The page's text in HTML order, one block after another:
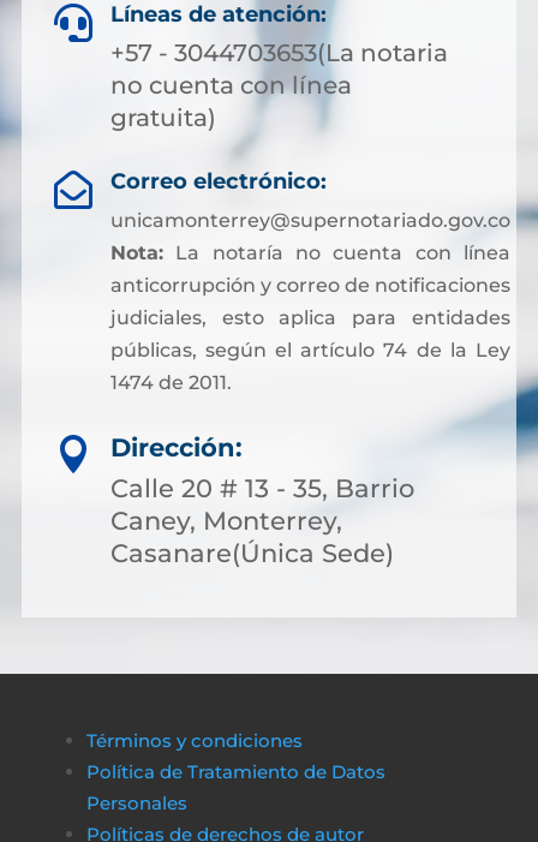
 Líneas de atención:
+57 - 3044703653(La notaria
no cuenta con línea
gratuita)
 Correo electrónico:
unicamonterrey@supernotariado.gov.co
Nota:La notaría no cuenta con línea
anticorrupción y correo de notificaciones
judiciales, esto aplica para entidades
públicas, según el artículo 74 de la Ley
1474 de 2011.

Dirección:
Calle 20 # 13 - 35, Barrio
Caney, Monterrey,
Casanare(Única Sede)
Términos y condiciones
Política de Tratamiento de Datos
Personales
Políticas de derechos de autor